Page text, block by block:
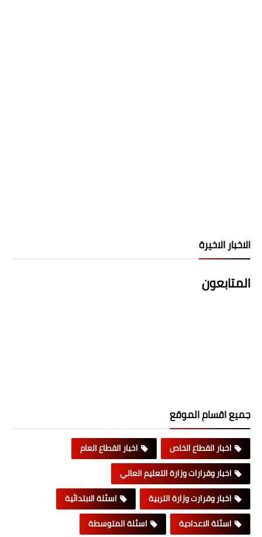
الاخبار الاخيرة
المتابعون
جميع اقسام الموقع
اخبار القطاع الخاص
اخبار القطاع العام
اخبار وقرارات وزارة التعليم العالي
اخبار وقرارت وزارة التربية
اسئلة الابتدائية
اسئلة الاعدادية
اسئلة المتوسطة